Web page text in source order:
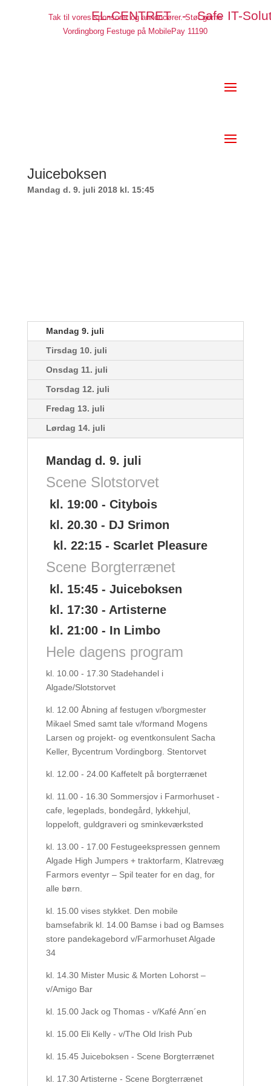
Tak til vores sponsorer og annoncører. Støt gerne
Vordingborg Festuge på MobilePay 11190
EL-CENTRET - Safe IT-
Juiceboksen
Mandag d. 9. juli 2018 kl. 15:45
Mandag 9. juli
Tirsdag 10. juli
Onsdag 11. juli
Torsdag 12. juli
Fredag 13. juli
Lørdag 14. juli
Mandag d. 9. juli
Scene Slotstorvet
kl. 19:00 - Citybois
kl. 20.30 - DJ Srimon
kl. 22:15 - Scarlet Pleasure
Scene Borgterrænet
kl. 15:45 - Juiceboksen
kl. 17:30 - Artisterne
kl. 21:00 - In Limbo
Hele dagens program
kl. 10.00 - 17.30 Stadehandel i
Algade/Slotstorvet
kl. 12.00 Åbning af festugen v/borgmester
Mikael Smed samt tale v/formand Mogens
Larsen og projekt- og eventkonsulent Sacha
Keller, Bycentrum Vordingborg. Stentorvet
kl. 12.00 - 24.00 Kaffetelt på borgterrænet
kl. 11.00 - 16.30 Sommersjov i Farmorhuset -
cafe, legeplads, bondegård, lykkehjul,
loppeloft, guldgraveri og sminkeværksted
kl. 13.00 - 17.00 Festugeekspressen gennem
Algade High Jumpers + traktorfarm, Klatrevæg
Farmors eventyr – Spil teater for en dag, for
alle børn.
kl. 15.00 vises stykket. Den mobile
bamsefabrik kl. 14.00 Bamse i bad og Bamses
store pandekagebord v/Farmorhuset Algade
34
kl. 14.30 Mister Music & Morten Lohorst –
v/Amigo Bar
kl. 15.00 Jack og Thomas - v/Kafé Ann´en
kl. 15.00 Eli Kelly - v/The Old Irish Pub
kl. 15.45 Juiceboksen - Scene Borgterrænet
kl. 17.30 Artisterne - Scene Borgterrænet